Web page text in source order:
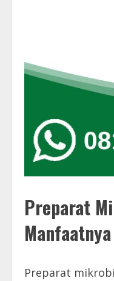
Preparat
Manfaatnya
Preparat